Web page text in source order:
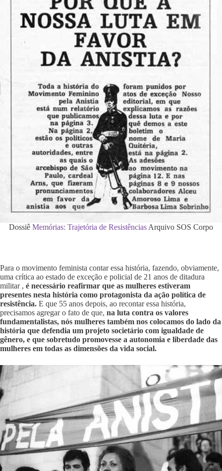
Dossiê Memórias: Trajetória de Resistências Arquivo SOS Corpo
Para o movimento feminista contar essa história, fazendo, obviamente,
uma crítica ao estado de exceção e policial de 21 anos de ditadura
militar , é necessário reafirmar que as mulheres estiveram
presentes nesta história como protagonista da ação política de
resistência. E que 55 anos depois, ao recontar essa história,
precisamos agregar o fato de que, na luta contra os valores
fundamentalistas, nós mulheres também nos colocamos do lado da
história que defendia um projeto societário com igualdade de
gênero, e que sobretudo promovesse a autonomia e liberdade das
mulheres em todas as dimensões da vida social.